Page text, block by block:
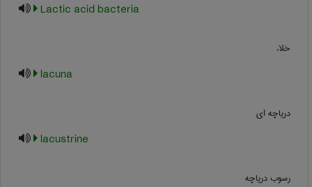
Lactic acid bacteria
خلاء
lacuna
دریاچه ای
lacustrine
رسوب دریاچه